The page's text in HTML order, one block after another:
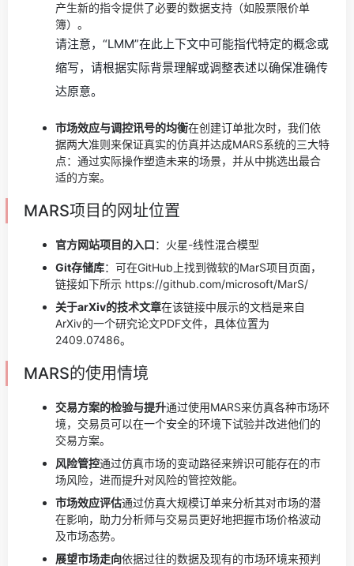
产生新的指令提供了必要的数据支持（如股票限价单
簿）。
请注意，“LMM”在此上下文中可能指代特定的概念或
缩写，请根据实际背景理解或调整表述以确保准确传
达原意。
市场效应与调控讯号的均衡在创建订单批次时，我们依
据两大准则来保证真实的仿真并达成MARS系统的三大特
点：通过实际操作塑造未来的场景，并从中挑选出最合
适的方案。
MARS项目的网址位置
官方网站项目的入口：火星-线性混合模型
Git存储库：可在GitHub上找到微软的MarS项目页面，
链接如下所示 https://github.com/microsoft/MarS/
关于arXiv的技术文章在该链接中展示的文档是来自
ArXiv的一个研究论文PDF文件，具体位置为
2409.07486。
MARS的使用情境
交易方案的检验与提升通过使用MARS来仿真各种市场环
境，交易员可以在一个安全的环境下试验并改进他们的
交易方案。
风险管控通过仿真市场的变动路径来辨识可能存在的市
场风险，进而提升对风险的管控效能。
市场效应评估通过仿真大规模订单来分析其对市场的潜
在影响，助力分析师与交易员更好地把握市场价格波动
及市场态势。
展望市场走向依据过往的数据及现有的市场环境来预判